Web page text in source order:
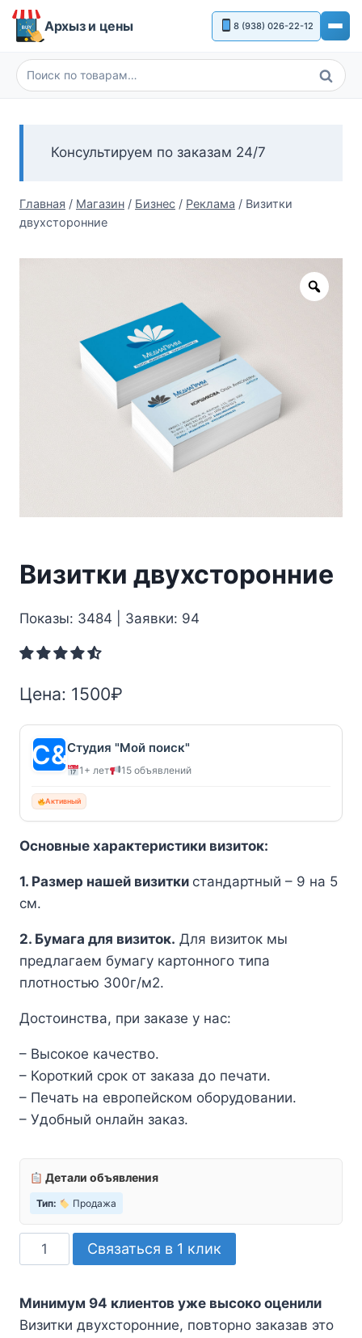
Перейти
Архыз и цены 8 (938) 026-22-12
Искать:
Поиск
Консультируем по заказам 24/7
Главная / Магазин / Бизнес / Реклама / Визитки
двухсторонние
Zoom
Визитки двухсторонние
Показы: 3484 | Заявки: 94
Цена: 1500₽
Студия "Мой поиск"
1+ лет 15 объявлений
Активный
Основные характеристики визиток:
1. Размер нашей визитки стандартный – 9 на 5
см.
2. Бумага для визиток. Для визиток мы
предлагаем бумагу картонного типа
плотностью 300г/м2.
Достоинства, при заказе у нас:
– Высокое качество.
– Короткий срок от заказа до печати.
– Печать на европейском оборудовании.
– Удобный онлайн заказ.
Детали объявления
Тип: Продажа
Количество
товара
двухсторонние
Связаться в 1 клик
Минимум 94 клиентов уже высоко оценили
Визитки двухсторонние, повторно заказав это